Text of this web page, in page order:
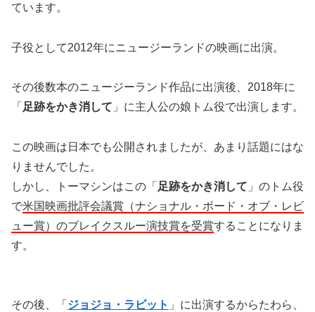
ています。
子役として2012年にニュージーランドの映画に出演。
その後数本のニュージーランド作品に出演後、2018年に
「 足跡をかき消して 」に主人公の娘トム役で出演します。
この映画は日本でも公開されましたが、あまり話題にはな
りませんでした。
しかし、トーマシンはこの「 足跡をかき消して 」のトム役
で米国映画批評会議賞（ナショナル・ボード・オブ・レビ
ュー賞）のブレイクスルー演技賞を受賞することになりま
す。
その後、「 ジョジョ・ラビット 」に出演するからたわら、